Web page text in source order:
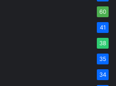
60
41
38
35
34